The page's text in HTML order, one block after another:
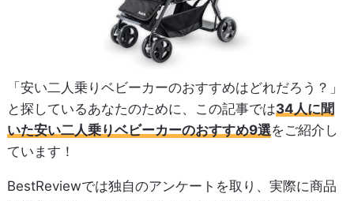
「安い二人乗りベビーカーのおすすめはどれだろう？」
と探しているあなたのために、この記事では34人に聞
いた安い二人乗りベビーカーのおすすめ9選をご紹介し
ています！
BestReviewでは独自のアンケートを取り、実際に商品